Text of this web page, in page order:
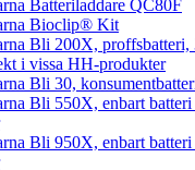
Batteriladdare QC80F
Bioclip® Kit
Bli 200X, proffsbatteri,
i vissa HH-produkter
Bli 30,
Bli 550X, enbart batteri
Bli 950X, enbart batteri